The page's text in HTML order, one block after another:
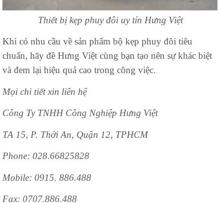
Thiết bị kẹp phuy đôi uy tín Hưng Việt
Khi có nhu cầu về sản phẩm bộ kẹp phuy đôi tiêu
chuẩn, hãy đề Hưng Việt cùng bạn tạo nên sự khác biệt
và đem lại hiệu quả cao trong công việc.
Mọi chi tiết xin liên hệ
Công Ty TNHH Công Nghiệp Hưng Việt
TA 15, P. Thới An, Quận 12, TPHCM
Phone: 028.66825828
Mobile: 0915. 886.488
Fax: 0707.886.488